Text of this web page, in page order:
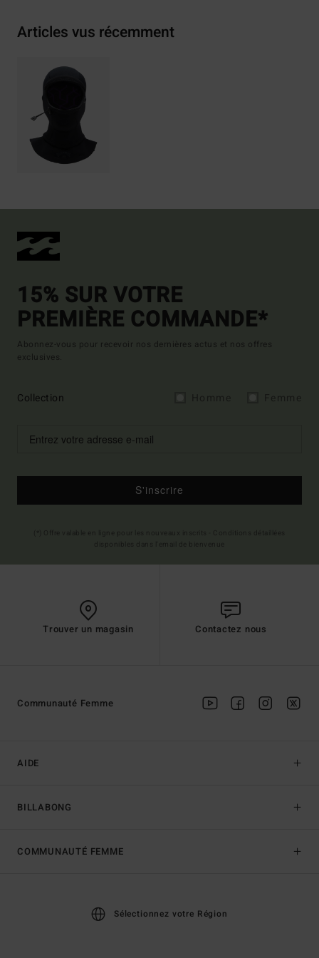
Articles vus récemment
15% SUR VOTRE
PREMIÈRE COMMANDE*
Abonnez-vous pour recevoir nos dernières actus et nos offres
exclusives.
Collection
S'inscrire
Trouver un magasin Contactez nous
AIDE
BILLABONG
Communauté Femme
COMMUNAUTÉ FEMME
Sélectionnez votre Région